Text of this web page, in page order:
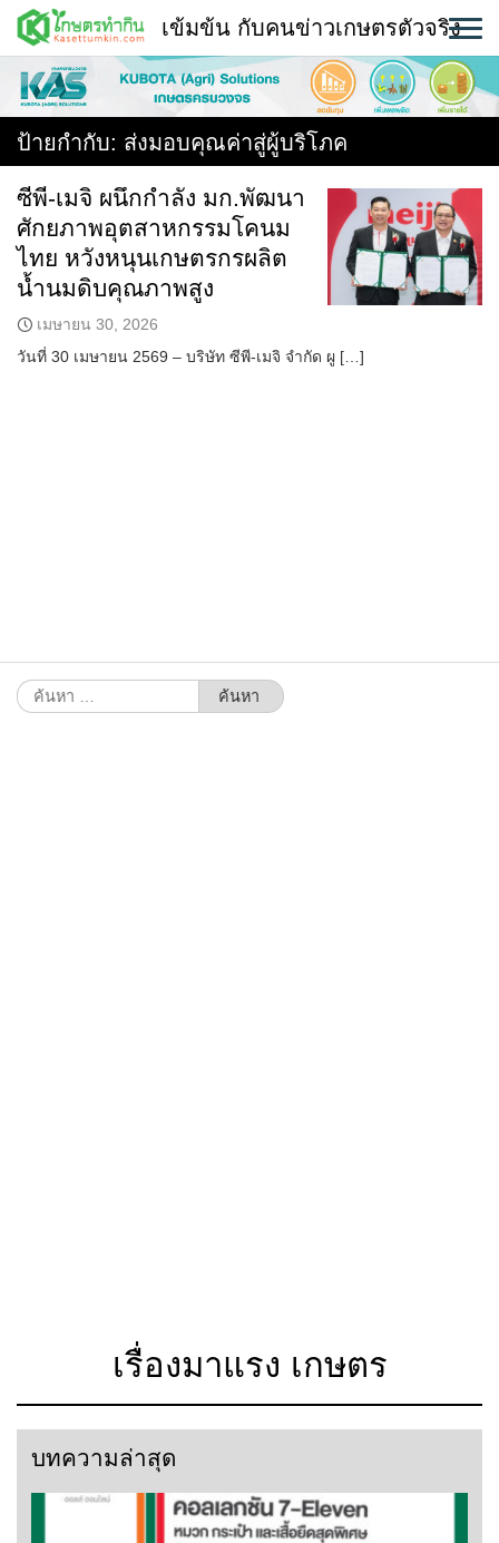
Skip
content
พืช
หน้าแรก
แวดวงเกษตร
ใคร ทำอะไร ที่ไหน
สถานีข่าววันนี้
เข้มข้น กับคนข่าวเกษตรตัวจริง
ป้ายกำกับ: ส่งมอบคุณค่าสู่ผู้บริโภค
ซีพี-เมจิ ผนึกกำลัง มก.พัฒนา
ศักยภาพอุตสาหกรรมโคนม
ไทย หวังหนุนเกษตรกรผลิต
น้ำนมดิบคุณภาพสูง
เมษายน 30, 2026
วันที่ 30 เมษายน 2569 – บริษัท ซีพี-เมจิ จำกัด ผู […]
ค้นหา
สำหรับ:
เรื่องมาแรง เกษตร
บทความล่าสุด